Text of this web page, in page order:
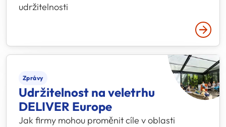
udržitelnosti
Zprávy
Udržitelnost na veletrhu
DELIVER Europe
Jak firmy mohou proměnit cíle v oblasti